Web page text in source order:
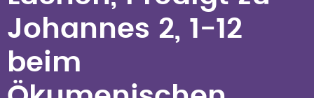
Ökumenischen
Gottesdienst für
Johannes 2, 1-12
beim